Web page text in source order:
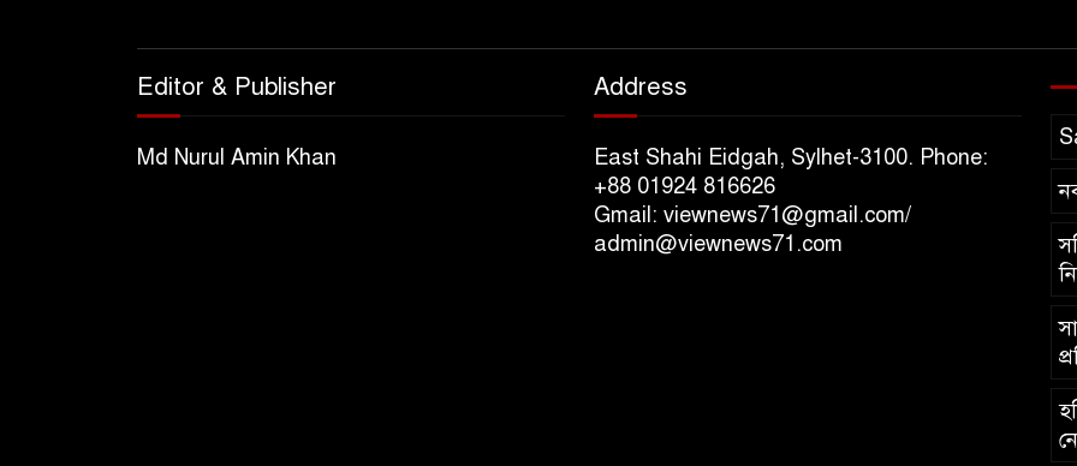
Editor & Publisher
Md Nurul Amin Khan
Address
East Shahi Eidgah, Sylhet-3100. Phone:
+88 01924 816626
Gmail: viewnews71@gmail.com/
admin@viewnews71.com